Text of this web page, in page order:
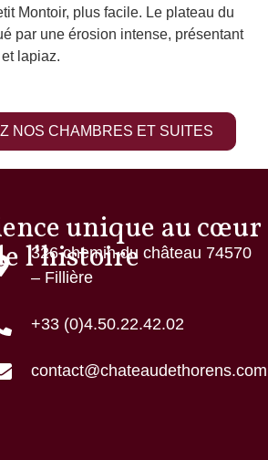
Montoir, plus facile. Le plateau du
par une érosion intense, présentant
lapiaz.
NOS CHAMBRES ET SUITES
unique au cœur
l’histoire
326 chemin du château 74570
– Fillière
+33 (0)4.50.22.42.02
contact@chateaudethorens.com